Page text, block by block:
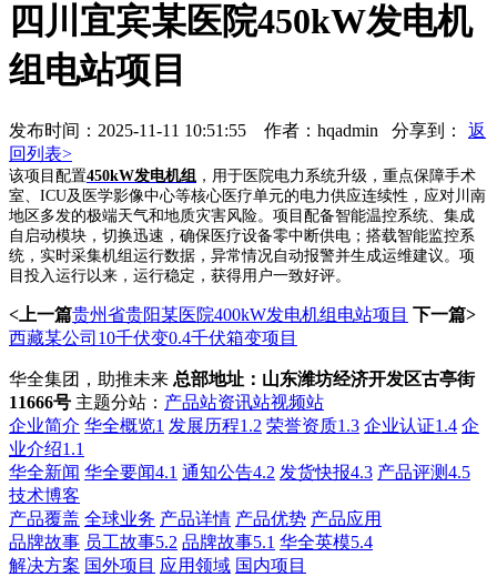
四川宜宾某医院450kW发电机
组电站项目
发布时间：2025-11-11 10:51:55 作者：hqadmin 分享到：
返
回列表>
该项目配置450kW发电机组 ，用于医院电力系统升级，重点保障手术
室、ICU及医学影像中心等核心医疗单元的电力供应连续性，应对川南
地区多发的极端天气和地质灾害风险。项目配备智能温控系统、集成
自启动模块，切换迅速，确保医疗设备零中断供电；搭载智能监控系
统，实时采集机组运行数据，异常情况自动报警并生成运维建议。项
目投入运行以来，运行稳定，获得用户一致好评。
<上一篇贵州省贵阳某医院400kW发电机组电站项目 下一篇>
西藏某公司10千伏变0.4千伏箱变项目
华全集团，助推未来 总部地址：山东潍坊经济开发区古亭街
11666号 主题分站： 产品站资讯站视频站
企业简介 华全概览1 发展历程1.2 荣誉资质1.3 企业认证1.4 企
业介绍1.1
华全新闻 华全要闻4.1 通知公告4.2 发货快报4.3 产品评测4.5
技术博客
产品覆盖 全球业务 产品详情 产品优势 产品应用
品牌故事 员工故事5.2 品牌故事5.1 华全英模5.4
解决方案 国外项目 应用领域 国内项目